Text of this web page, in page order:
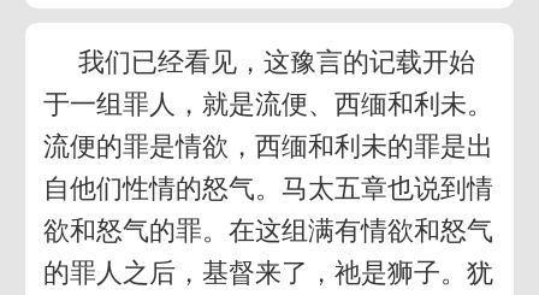
我们已经看见，这豫言的记载开始
于一组罪人，就是流便、西缅和利未。
流便的罪是情欲，西缅和利未的罪是出
自他们性情的怒气。马太五章也说到情
欲和怒气的罪。在这组满有情欲和怒气
的罪人之后，基督来了，祂是狮子。犹